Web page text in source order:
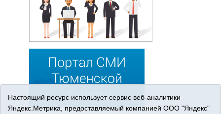
Настоящий ресурс использует сервис веб-аналитики
Яндекс.Метрика, предоставляемый компанией ООО "Яндекс"